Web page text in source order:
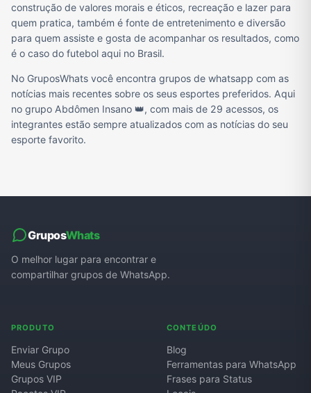
construção de valores morais e éticos, recreação e lazer para
quem pratica, também é fonte de entretenimento e diversão
para quem assiste e gosta de acompanhar os resultados, como
é o caso do futebol aqui no Brasil.
No GruposWhats você encontra grupos de whatsapp com as
notícias mais recentes sobre os seus esportes preferidos. Aqui
no grupo Abdômen Insano 👑, com mais de 29 acessos, os
integrantes estão sempre atualizados com as notícias do seu
esporte favorito.
GruposWhats
O melhor lugar para encontrar e
compartilhar grupos de WhatsApp.
PRODUTO
Enviar Grupo
Meus Grupos
Grupos VIP
CONTEÚDO
Blog
Ferramentas para WhatsApp
Frases para Status